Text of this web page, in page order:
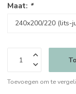
Maat: *
Toevoegen om te